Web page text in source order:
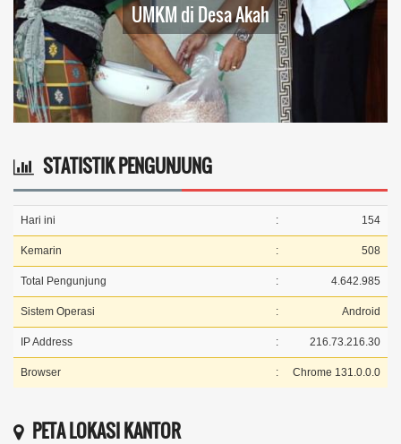
UMKM di Desa Akah
STATISTIK PENGUNJUNG
Hari ini : 154
Kemarin : 508
Total Pengunjung : 4.642.985
Sistem Operasi : Android
IP Address : 216.73.216.30
Browser : Chrome 131.0.0.0
PETA LOKASI KANTOR